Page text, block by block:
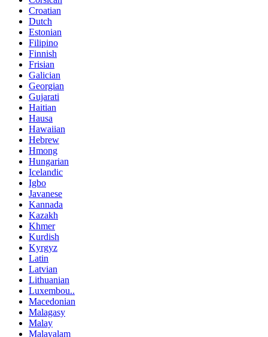
Croatian
Dutch
Estonian
Filipino
Finnish
Frisian
Galician
Georgian
Gujarati
Haitian
Hausa
Hawaiian
Hebrew
Hmong
Hungarian
Icelandic
Igbo
Javanese
Kannada
Kazakh
Khmer
Kurdish
Kyrgyz
Latin
Latvian
Lithuanian
Luxembou..
Macedonian
Malagasy
Malay
Malayalam